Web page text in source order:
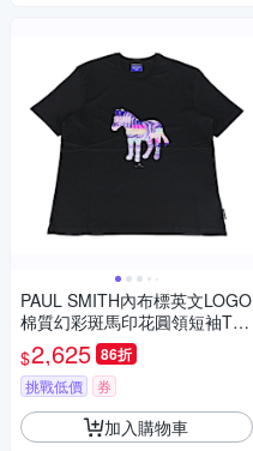
PAUL SMITH內布標英文LOGO
棉質幻彩斑馬印花圓領短袖T恤
(男款/黑)
$2,625 86折
挑戰低價 券
加入購物車